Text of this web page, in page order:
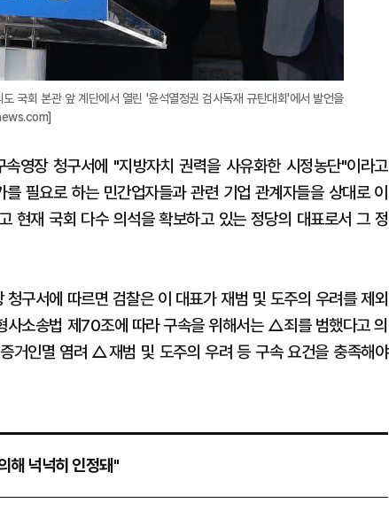
국회 본관 앞 계단에서 열린 '윤석열정권 검사독재 규탄대회'에서 발언을
영장 청구서에 "지방자치 권력을 사유화한 시정농단"이라고
필요로 하는 민간업자들과 관련 기업 관계자들을 상대로 이
현재 국회 다수 의석을 확보하고 있는 정당의 대표로서 그 정
구서에 따르면 검찰은 이 대표가 재범 및 도주의 우려를 제외
사소송법 제70조에 따라 구속을 위해서는 △죄를 범했다고 의
인멸 염려 △재범 및 도주의 우려 등 구속 요건을 충족해야
해 넉넉히 인정돼"